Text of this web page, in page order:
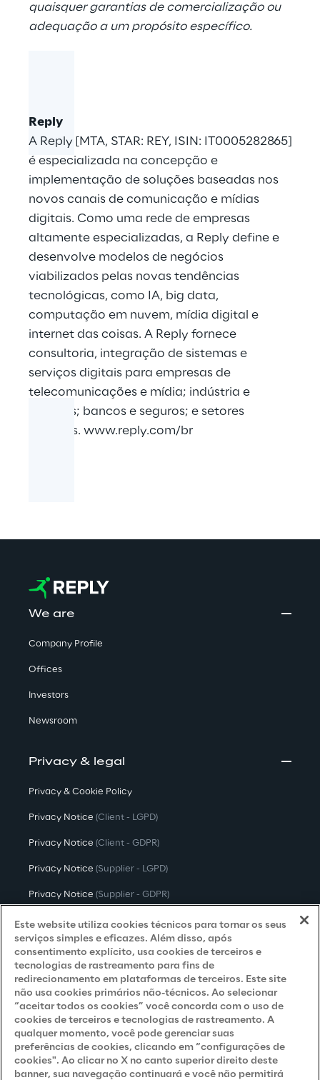
quaisquer garantias de comercialização ou
adequação a um propósito específico.
Reply
A Reply [MTA, STAR: REY, ISIN: IT0005282865]
é especializada na concepção e
implementação de soluções baseadas nos
novos canais de comunicação e mídias
digitais. Como uma rede de empresas
altamente especializadas, a Reply define e
desenvolve modelos de negócios
viabilizados pelas novas tendências
tecnológicas, como IA, big data,
computação em nuvem, mídia digital e
internet das coisas. A Reply fornece
consultoria, integração de sistemas e
serviços digitais para empresas de
telecomunicações e mídia; indústria e
serviços; bancos e seguros; e setores
públicos. www.reply.com/br
We are
Company Profile
Offices
Investors
Newsroom
Privacy & legal
Privacy & Cookie Policy
Privacy Notice (Client - LGPD)
Privacy Notice (Client - GDPR)
Privacy Notice (Supplier - LGPD)
Privacy Notice (Supplier - GDPR)
Privacy Notice (Candidate - LGPD)
Privacy Notice (Candidate - GDPR)
Privacy Notice(Marketing)
Accessibility Statement
Careers
Este website utiliza cookies técnicos para tornar os seus
serviços simples e eficazes. Além disso, após
consentimento explícito, usa cookies de terceiros e
tecnologias de rastreamento para fins de
redirecionamento em plataformas de terceiros. Este site
não usa cookies primários não-técnicos. Ao selecionar
“aceitar todos os cookies” você concorda com o uso de
cookies de terceiros e tecnologias de rastreamento. A
qualquer momento, você pode gerenciar suas
preferências de cookies, clicando em “configurações de
cookies". Ao clicar no X no canto superior direito deste
banner, sua navegação continuará e você não permitirá